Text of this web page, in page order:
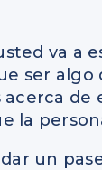
va a
ser
la
un